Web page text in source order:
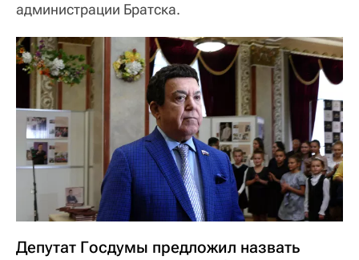
администрации Братска.
Депутат Госдумы предложил назвать